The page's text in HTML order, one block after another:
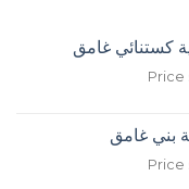
كستنائي غامق
Price
بني غامق
Price